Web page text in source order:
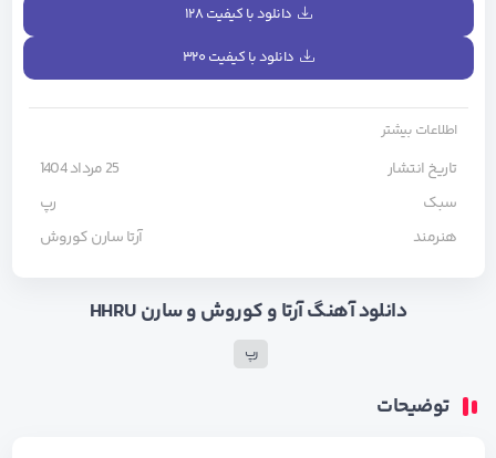
دانلود با کیفیت ۱۲۸
دانلود با کیفیت ۳۲۰
اطلاعات بیشتر
تاریخ انتشار
25 مرداد 1404
سبک
رپ
هنرمند
آرتاسارنکوروش
دانلود آهنگ آرتا و کوروش و سارن HHRU
رپ
توضیحات